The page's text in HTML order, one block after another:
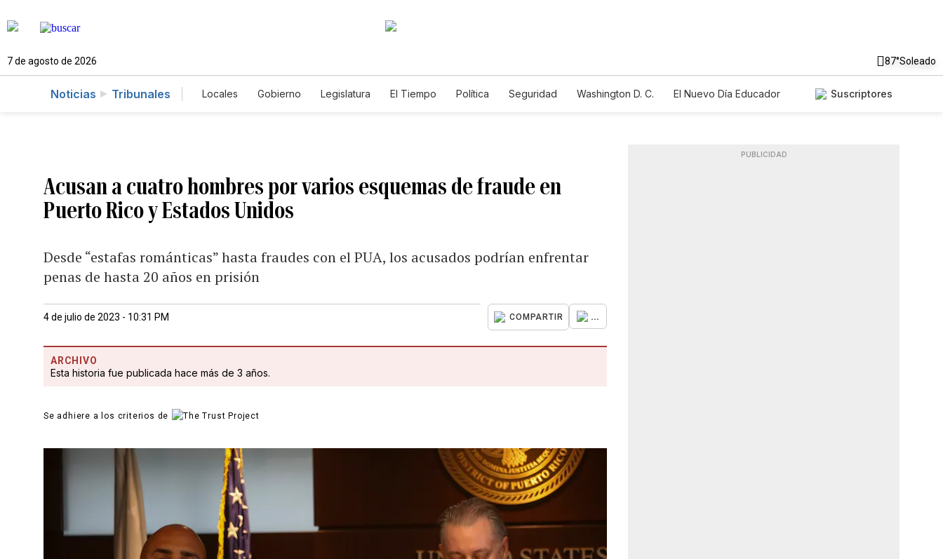
7 de agosto de 2026 87°Soleado
Noticias Tribunales Locales Gobierno Legislatura El Tiempo Política Seguridad Washington D. C.
El Nuevo Día Educador
Suscriptores
Acusan a cuatro hombres por varios esquemas de fraude en
Puerto Rico y Estados Unidos
Desde “estafas románticas” hasta fraudes con el PUA, los acusados podrían enfrentar
penas de hasta 20 años en prisión
4 de julio de 2023 - 10:31 PM COMPARTIR ...
ARCHIVO
Esta historia fue publicada hace más de 3 años.
Se adhiere a los criterios de
PUBLICIDAD